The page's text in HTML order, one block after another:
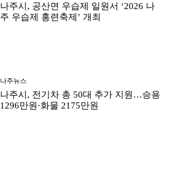
나주시, 공산면 우습제 일원서 ‘2026 나
주 우습제 홍련축제’ 개최
나주뉴스
나주시, 전기차 총 50대 추가 지원…승용
1296만원·화물 2175만원